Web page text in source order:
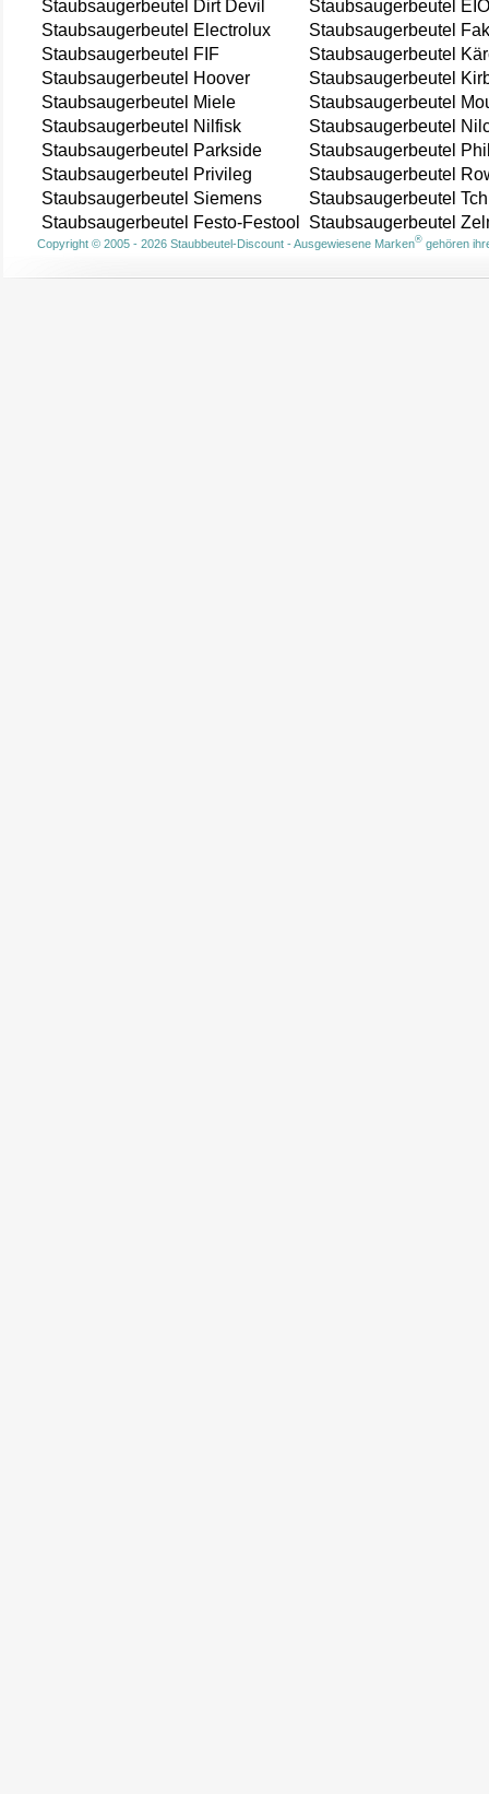
Staubsaugerbeutel Dirt Devil
Staubsaugerbeutel
Staubsaugerbeutel Electrolux
Staubsaugerbeutel
Staubsaugerbeutel FIF
Staubsaugerbeutel
Staubsaugerbeutel Hoover
Staubsaugerbeutel
Staubsaugerbeutel Miele
Staubsaugerbeutel
Staubsaugerbeutel Nilfisk
Staubsaugerbeutel
Staubsaugerbeutel Parkside
Staubsaugerbeutel
Staubsaugerbeutel Privileg
Staubsaugerbeutel
Staubsaugerbeutel Siemens
Staubsaugerbeutel
Staubsaugerbeutel Festo-Festool
Staubsaugerbeutel
Copyright © 2005 - 2026 Staubbeutel-Discount - Ausgewiesene Marken®gehören